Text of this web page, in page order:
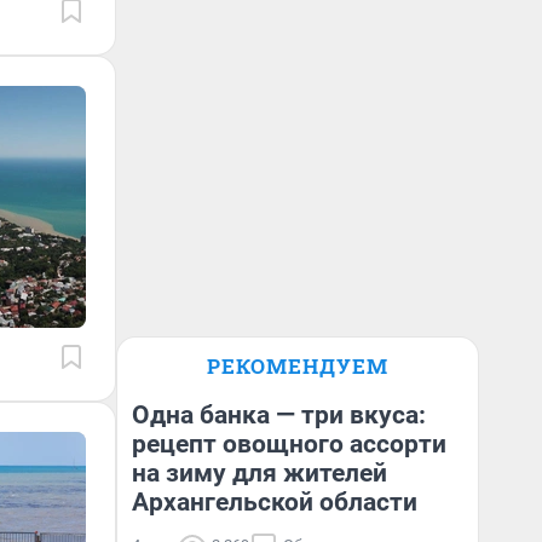
РЕКОМЕНДУЕМ
Одна банка — три вкуса:
рецепт овощного ассорти
на зиму для жителей
Архангельской области